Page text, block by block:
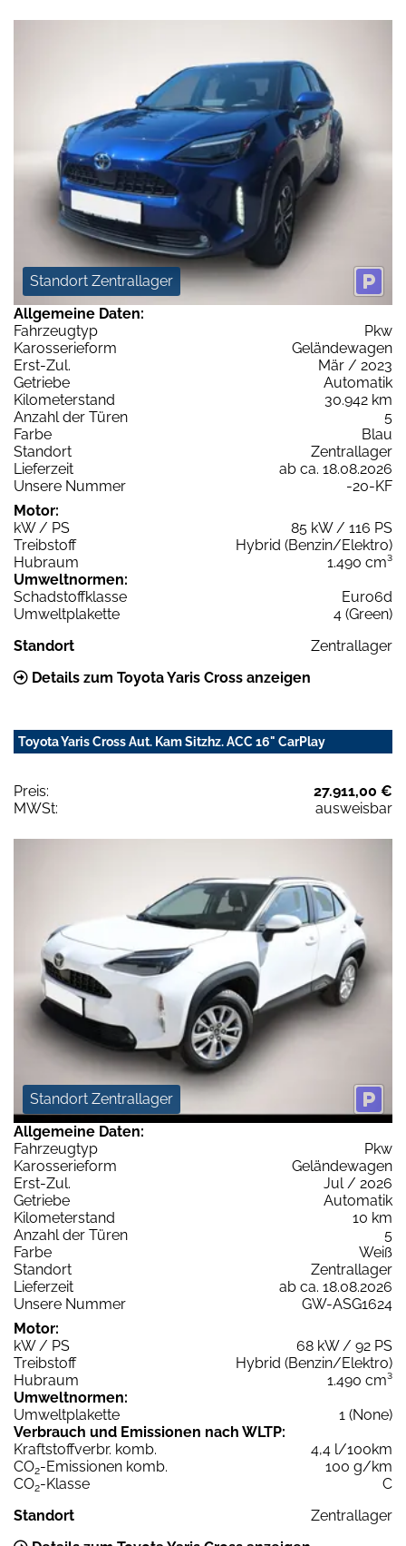
Standort Zentrallager
Allgemeine Daten:
Fahrzeugtyp
Pkw
Karosserieform
Geländewagen
Erst-Zul.
Mär / 2023
Getriebe
Automatik
Kilometerstand
30.942 km
Anzahl der Türen
5
Farbe
Blau
Standort
Zentrallager
Lieferzeit
ab ca. 18.08.2026
Unsere Nummer
-20-KF
Motor:
kW / PS
85 kW / 116 PS
Treibstoff
Hybrid (Benzin/Elektro)
Hubraum
1.490 cm³
Umweltnormen:
Schadstoffklasse
Euro6d
Umweltplakette
4 (Green)
Standort
Zentrallager
Details zum Toyota Yaris Cross anzeigen
Toyota Yaris Cross Aut. Kam Sitzhz. ACC 16" CarPlay
Preis:
27.911,00 €
MWSt:
ausweisbar
Standort Zentrallager
Allgemeine Daten:
Fahrzeugtyp
Pkw
Karosserieform
Geländewagen
Erst-Zul.
Jul / 2026
Getriebe
Automatik
Kilometerstand
10 km
Anzahl der Türen
5
Farbe
Weiß
Standort
Zentrallager
Lieferzeit
ab ca. 18.08.2026
Unsere Nummer
GW-ASG1624
Motor:
kW / PS
68 kW / 92 PS
Treibstoff
Hybrid (Benzin/Elektro)
Hubraum
1.490 cm³
Umweltnormen:
Umweltplakette
1 (None)
Verbrauch und Emissionen nach WLTP:
Kraftstoffverbr. komb.
4,4 l/100km
CO2-Emissionen komb.
100 g/km
CO2-Klasse
C
Standort
Zentrallager